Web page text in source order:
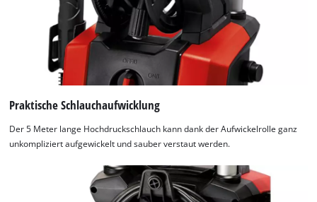
Praktische Schlauchaufwicklung
Der 5 Meter lange Hochdruckschlauch kann dank der Aufwickelrolle ganz
unkompliziert aufgewickelt und sauber verstaut werden.